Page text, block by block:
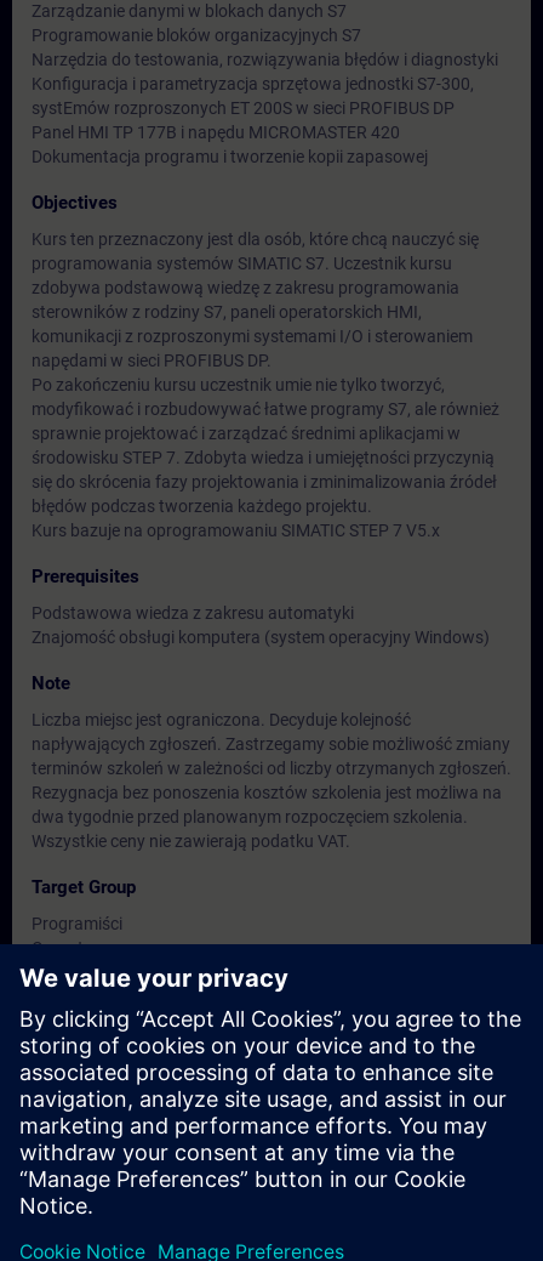
Zarządzanie danymi w blokach danych S7
Programowanie bloków organizacyjnych S7
Narzędzia do testowania, rozwiązywania błędów i diagnostyki
Konfiguracja i parametryzacja sprzętowa jednostki S7-300,
systEmów rozproszonych ET 200S w sieci PROFIBUS DP
Panel HMI TP 177B i napędu MICROMASTER 420
Dokumentacja programu i tworzenie kopii zapasowej
Objectives
Kurs ten przeznaczony jest dla osób, które chcą nauczyć się
programowania systemów SIMATIC S7. Uczestnik kursu
zdobywa podstawową wiedzę z zakresu programowania
sterowników z rodziny S7, paneli operatorskich HMI,
komunikacji z rozproszonymi systemami I/O i sterowaniem
napędami w sieci PROFIBUS DP.
Po zakończeniu kursu uczestnik umie nie tylko tworzyć,
modyfikować i rozbudowywać łatwe programy S7, ale również
sprawnie projektować i zarządzać średnimi aplikacjami w
środowisku STEP 7. Zdobyta wiedza i umiejętności przyczynią
się do skrócenia fazy projektowania i zminimalizowania źródeł
błędów podczas tworzenia każdego projektu.
Kurs bazuje na oprogramowaniu SIMATIC STEP 7 V5.x
Prerequisites
Podstawowa wiedza z zakresu automatyki
Znajomość obsługi komputera (system operacyjny Windows)
Note
Liczba miejsc jest ograniczona. Decyduje kolejność
napływających zgłoszeń. Zastrzegamy sobie możliwość zmiany
terminów szkoleń w zależności od liczby otrzymanych zgłoszeń.
Rezygnacja bez ponoszenia kosztów szkolenia jest możliwa na
dwa tygodnie przed planowanym rozpoczęciem szkolenia.
Wszystkie ceny nie zawierają podatku VAT.
Target Group
Programiści
Operatorzy
Personel utrzymania ruchu
Dates And Registration
Currently, no events available
Add yourself to the course request list and you will be notified
when new dates become available.
Activate notification service